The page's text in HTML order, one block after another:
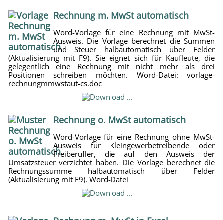
Rechnung m. MwSt automatisch
Word-Vorlage für eine Rechnung mit MwSt-
Ausweis. Die Vorlage berechnet die Summen
und Steuer halbautomatisch über Felder
(Aktualisierung mit F9). Sie eignet sich für Kaufleute, die
gelegentlich eine Rechnung mit nicht mehr als drei
Positionen schreiben möchten. Word-Datei: vorlage-
rechnungmmwstaut-cs.doc
Rechnung o. MwSt automatisch
Word-Vorlage für eine Rechnung ohne MwSt-
Ausweis für Kleingewerbetreibende oder
Freiberufler, die auf den Ausweis der
Umsatzsteuer verzichtet haben. Die Vorlage berechnet die
Rechnungssumme halbautomatisch über Felder
(Aktualisierung mit F9). Word-Datei